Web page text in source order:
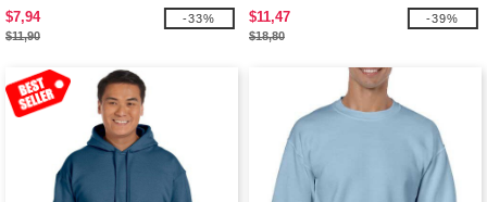
$7,94
$11,90
-33%
$11,47
$18,80
-39%